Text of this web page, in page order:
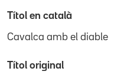
Títol en català
Cavalca amb el diable
Títol original